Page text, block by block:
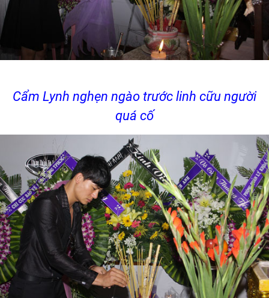
Cẩm Lynh nghẹn ngào trước linh cữu người
quá cố